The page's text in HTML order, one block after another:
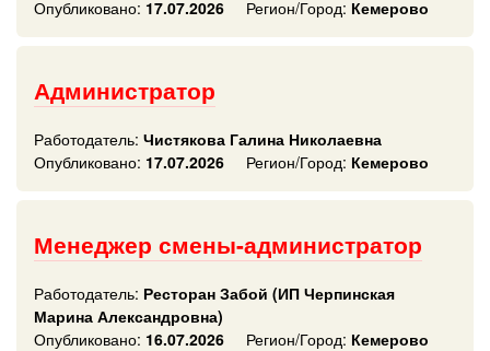
Опубликовано: 17.07.2026 Регион/Город: Кемерово
Администратор
Работодатель: Чистякова Галина Николаевна
Опубликовано: 17.07.2026 Регион/Город: Кемерово
Менеджер смены-администратор
Работодатель: Ресторан Забой (ИП Черпинская
Марина Александровна)
Опубликовано: 16.07.2026 Регион/Город: Кемерово